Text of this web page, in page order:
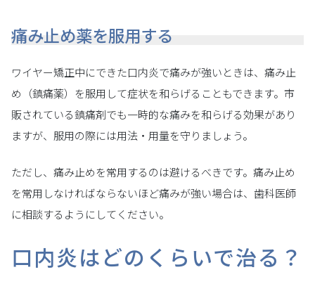
痛み止め薬を服用する
ワイヤー矯正中にできた口内炎で痛みが強いときは、痛み止
め（鎮痛薬）を服用して症状を和らげることもできます。市
販されている鎮痛剤でも一時的な痛みを和らげる効果があり
ますが、服用の際には用法・用量を守りましょう。
ただし、痛み止めを常用するのは避けるべきです。痛み止め
を常用しなければならないほど痛みが強い場合は、歯科医師
に相談するようにしてください。
口内炎はどのくらいで治る？